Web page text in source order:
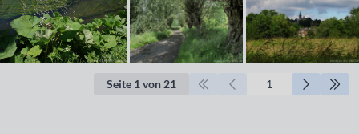
Seite 1 von 21